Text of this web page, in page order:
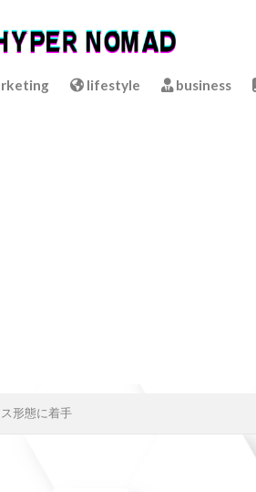
lifestyle business
形態に着手